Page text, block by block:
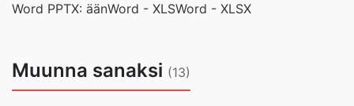
Word PPTX: äänWord - XLSWord - XLSX
Muunna sanaksi (13)